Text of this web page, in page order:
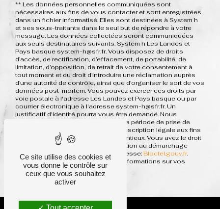
** Les données personnelles communiquées sont
nécessaires aux fins de vous contacter et sont enregistrées
dans un fichier informatisé. Elles sont destinées à System h
et ses sous-traitants dans le seul but de répondre à votre
message. Les données collectées seront communiquées
aux seuls destinataires suivants: System h Les Landes et
Pays basque system-h@sfr.fr. Vous disposez de droits
d’accès, de rectification, d’effacement, de portabilité, de
limitation, d’opposition, de retrait de votre consentement à
tout moment et du droit d’introduire une réclamation auprès
d’une autorité de contrôle, ainsi que d’organiser le sort de vos
données post-mortem. Vous pouvez exercer ces droits par
voie postale à l'adresse Les Landes et Pays basque ou par
courrier électronique à l'adresse system-h@sfr.fr. Un
justificatif d'identité pourra vous être demandé. Nous
conservons vos données pendant la période de prise de
contact puis pendant la durée de prescription légale aux fins
probatoires et de gestion des contentieux. Vous avez le droit
de vous inscrire sur la liste d'opposition au démarchage
téléphonique, disponible à cette adresse:Bloctel.gouv.fr.
Consultez le site cnil.fr pour plus d’informations sur vos
droits.
Ce site utilise des cookies et
vous donne le contrôle sur
ceux que vous souhaitez
activer